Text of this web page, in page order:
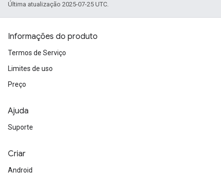
Última atualização 2025-07-25 UTC.
Informações do produto
Termos de Serviço
Limites de uso
Preço
Ajuda
Suporte
Criar
Android